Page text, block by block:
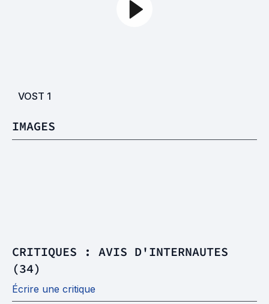
VOST 1
IMAGES
CRITIQUES : AVIS D'INTERNAUTES
(34)
Écrire une critique